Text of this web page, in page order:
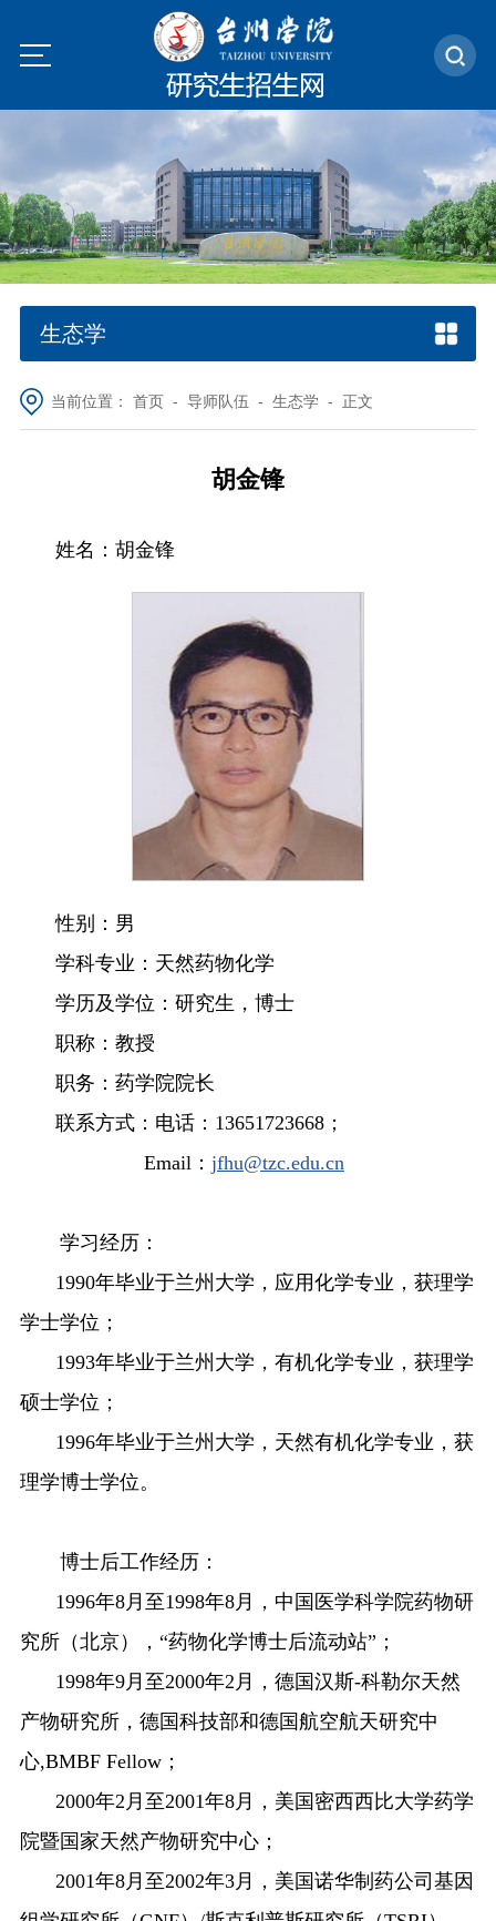
生态学
当前位置： 首页- 导师队伍 - 生态学- 正文
胡金锋
姓名：胡金锋
性别：男
学科专业：天然药物化学
学历及学位：研究生，博士
职称：教授
职务：药学院院长
联系方式：电话： 13651723668；
Email ： jfhu@tzc.edu.cn
学习经历：
1990年毕业于兰州大学，应用化学专业，获理学
学士学位；
1993年毕业于兰州大学，有机化学专业，获理学
硕士学位；
1996年毕业于兰州大学，天然有机化学专业，获
理学博士学位。
博士后工作经历：
1996年8月至1998年8月，中国医学科学院药物研
究所（北京）， “药物化学博士后流动站” ；
1998年9月至2000年2 月，德国汉斯-科勒尔天然
产物研究所，德国科技部和德国航空航天研究中
心,BMBF Fellow；
2000年2 月至2001年8月，美国密西西比大学药学
院暨国家天然产物研究中心；
2001年8月至2002年3月，美国诺华制药公司基因